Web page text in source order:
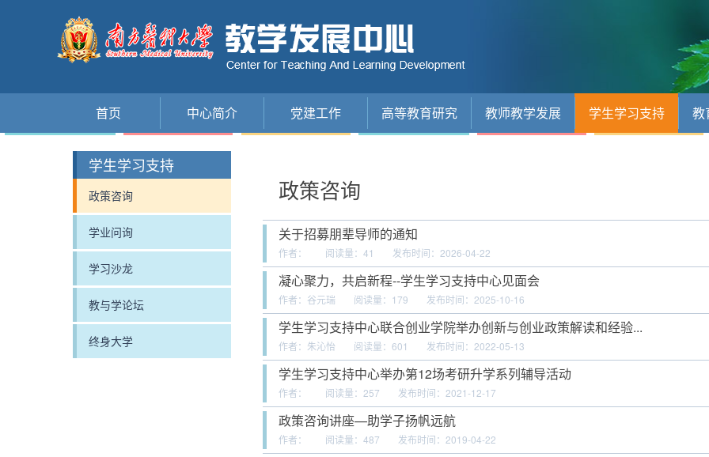
首页 中心简介 党建工作 高等教育研究 教师教学发展 学生学习支持 教
学生学习支持
政策咨询
学业问询
学习沙龙
教与学论坛
终身大学
政策咨询
关于招募朋辈导师的通知
作者： 阅读量： 41 发布时间：2026-04-22
凝心聚力，共启新程--学生学习支持中心见面会
作者：谷元瑞 阅读量： 179 发布时间：2025-10-16
学生学习支持中心联合创业学院举办创新与创业政策解读和经验...
作者：朱沁怡 阅读量： 601 发布时间：2022-05-13
学生学习支持中心举办第12场考研升学系列辅导活动
作者： 阅读量： 257 发布时间：2021-12-17
政策咨询讲座—助学子扬帆远航
作者： 阅读量： 487 发布时间：2019-04-22